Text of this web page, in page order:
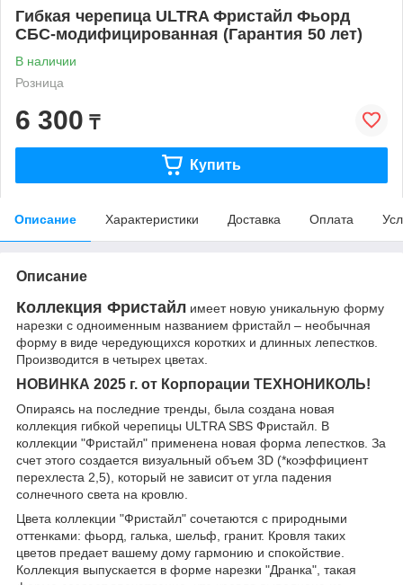
Гибкая черепица ULTRA Фристайл Фьорд
СБС-модифицированная (Гарантия 50 лет)
В наличии
Розница
6 300 ₸
Купить
Описание Характеристики Доставка Оплата
Описание
Коллекция Фристайл имеет новую уникальную форму
нарезки с одноименным названием фристайл – необычная
форму в виде чередующихся коротких и длинных лепестков.
Производится в четырех цветах.
НОВИНКА 2025 г. от Корпорации ТЕХНОНИКОЛЬ!
Опираясь на последние тренды, была создана новая
коллекция гибкой черепицы ULTRA SBS Фристайл. В
коллекции "Фристайл" применена новая форма лепестков. За
счет этого создается визуальный объем 3D (*коэффициент
перехлеста 2,5), который не зависит от угла падения
солнечного света на кровлю.
Цвета коллекции "Фристайл" сочетаются с природными
оттенками: фьорд, галька, шельф, гранит. Кровля таких
цветов предает вашему дому гармонию и спокойствие.
Коллекция выпускается в форме нарезки "Дранка", такая